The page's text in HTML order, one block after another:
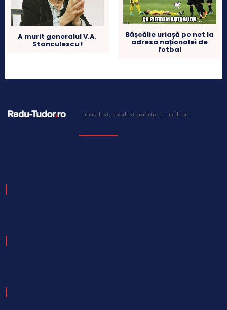
A murit generalul V.A.
Stanculescu !
Bășcălie uriașă pe net la
adresa naționalei de
fotbal
jurnalist, analist politic si militar